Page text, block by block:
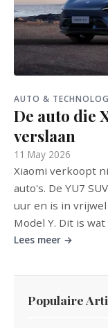
AUTO &
De auto die
verslaan
11 May 2026
Xiaomi verkoopt
auto's. De YU7
uur en is in
Model Y. Dit is
Lees meer →
Populaire